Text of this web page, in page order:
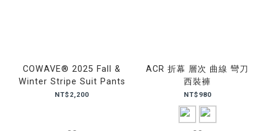
COWAVE® 2025 Fall &
Winter Stripe Suit Pants
NT$2,200
ACR 折幕 層次 曲線 彎刀
西裝褲
NT$980